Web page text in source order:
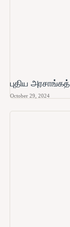
புதிய
October 29, 2024